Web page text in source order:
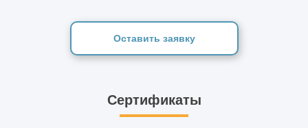
Оставить заявку
Сертификаты